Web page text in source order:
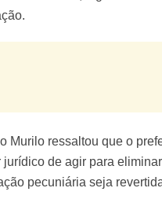
Murilo ressaltou que o
jurídico de agir para
pecuniária seja